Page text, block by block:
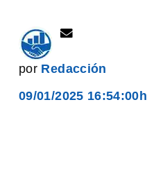
por Redacción
09/01/2025 16:54:00h